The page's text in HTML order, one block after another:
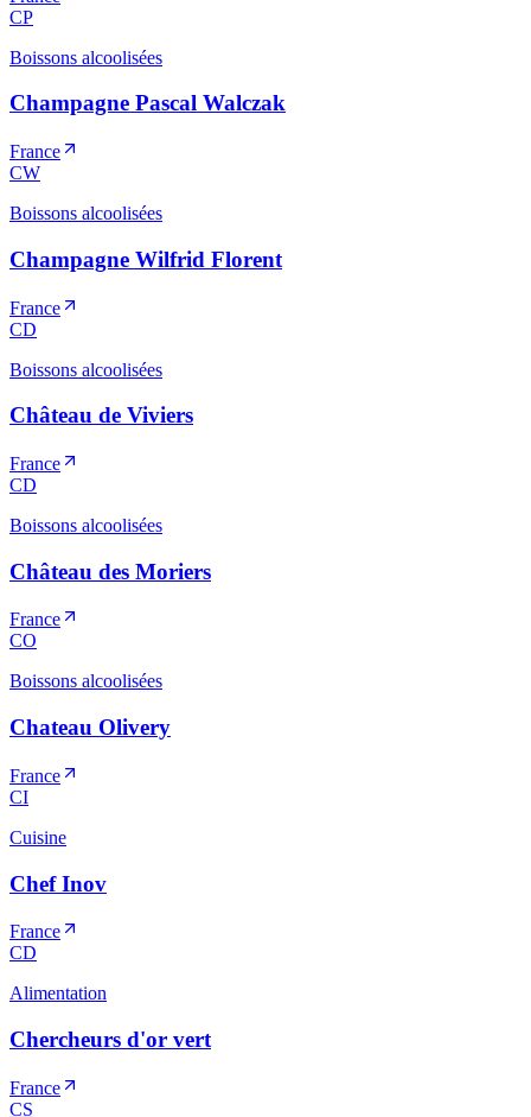
CP
Boissons alcoolisées
Champagne Pascal Walczak
France
CW
Boissons alcoolisées
Champagne Wilfrid Florent
France
CD
Boissons alcoolisées
Château de Viviers
France
CD
Boissons alcoolisées
Château des Moriers
France
CO
Boissons alcoolisées
Chateau Olivery
France
CI
Cuisine
Chef Inov
France
CD
Alimentation
Chercheurs d'or vert
France
CS